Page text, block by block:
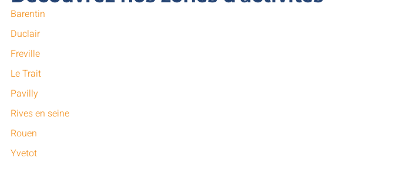
Barentin
Duclair
Freville
Le Trait
Pavilly
Rives en seine
Rouen
Yvetot